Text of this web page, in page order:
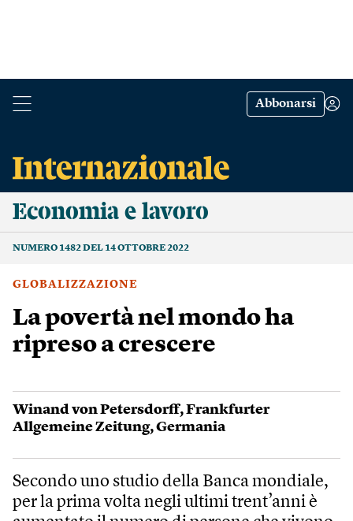
Abbonarsi
Economia e lavoro
NUMERO 1482 DEL 14 OTTOBRE 2022
GLOBALIZZAZIONE
La povertà nel mondo ha
ripreso a crescere
Winand von Petersdorff,Frankfurter
Allgemeine Zeitung,Germania
Secondo uno studio della Banca mondiale,
per la prima volta negli ultimi trent’anni è